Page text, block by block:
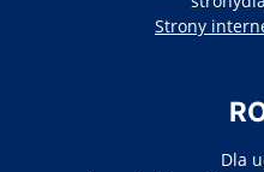
Strony
Dla